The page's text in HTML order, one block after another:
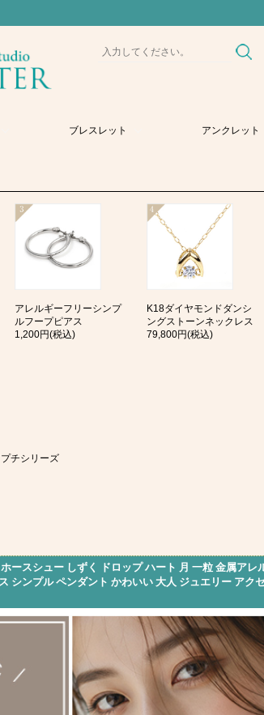
チシリーズ
ースシュー しずく ドロップ ハート 月 一粒 金属アレ
シンプル ペンダント かわいい 大人 ジュエリー アク